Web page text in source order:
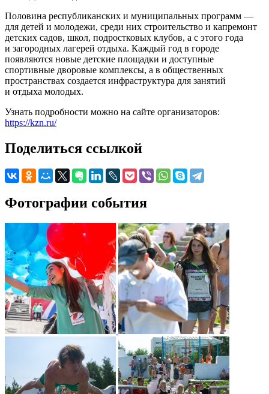
Половина республиканских и муниципальных программ —
для детей и молодежи, среди них строительство и капремонт
детских садов, школ, подростковых клубов, а с этого года
и загородных лагерей отдыха. Каждый год в городе
появляются новые детские площадки и доступные
спортивные дворовые комплексы, а в общественных
пространствах создается инфраструктура для занятий
и отдыха молодых.
Узнать подробности можно на сайте организаторов:
https://kzn.ru/
Поделиться ссылкой
Фотографии события